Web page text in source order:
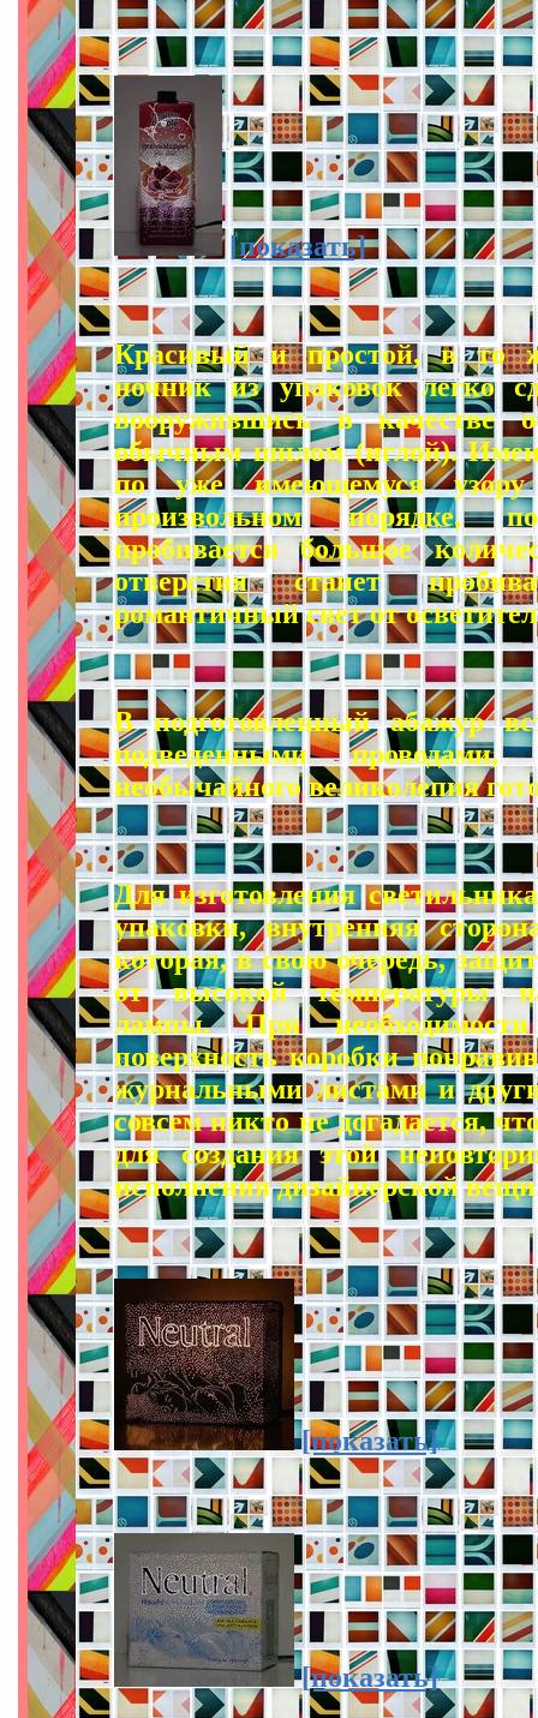
[показать]
Красивый и простой, в то
ночник из упаковок легко
вооружившись в качестве
обычным шилом (иглой).
по уже имеющемуся
произвольном порядке,
пробивается большое
отверстия станет
романтичный свет от
В подготовленный абажур
подведенными проводами,
необычайного великолепия
Для изготовления
упаковки, внутренняя
которая, в свою очередь,
от высокой температуры
лампы. При
поверхность коробки
журнальными листами и
совсем никто не догадается,
для создания этой
исполнения дизайнерской
[показать]
[показать]